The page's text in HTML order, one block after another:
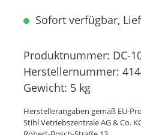
Sofort verfügbar,
Produktnummer: DC-
Herstellernummer:
Gewicht: 5 kg
Herstellerangaben gemäß EU-
Stihl Vetriebszentrale AG & Co.